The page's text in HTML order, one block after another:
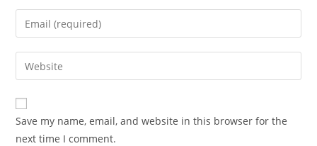
name
comment
Enter
your
email
address
comment
Enter
your
website
URL
(optional)
Save my name, email, and website in this browser for the
next time I comment.